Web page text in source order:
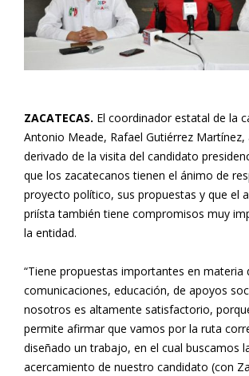
ZACATECAS. El coordinador estatal de la
Antonio Meade, Rafael Gutiérrez Martínez,
derivado de la visita del candidato
que los zacatecanos tienen el ánimo de
proyecto político, sus propuestas y que el
priísta también tiene compromisos muy
la entidad.
“Tiene propuestas importantes en materia
comunicaciones, educación, de apoyos
nosotros es altamente satisfactorio,
permite afirmar que vamos por la ruta
diseñado un trabajo, en el cual buscamos
acercamiento de nuestro candidato (con